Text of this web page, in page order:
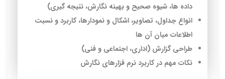
داده ها، شیوه صحیح و بهینه نگارش، نتيجه گيري)
انواع جداول، تصاویر، اشکال و نمودارها، کاربرد و نسبت
اطلاعات میان آن ها
طراحي گزارش (اداري، اجتماعي و فني)
نکات مهم در کاربرد نرم فزارهای نگارش